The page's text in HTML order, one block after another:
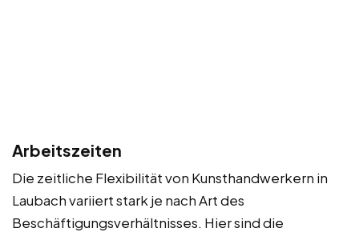
Arbeitszeiten
Die zeitliche Flexibilität von Kunsthandwerkern in
Laubach variiert stark je nach Art des
Beschäftigungsverhältnisses. Hier sind die